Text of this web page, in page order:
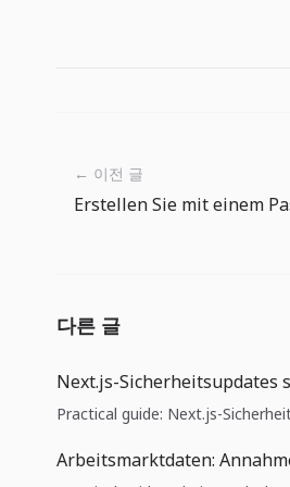
← 이전 글
다른 글
Next.js-Sicherheitsupdates
Practical guide: Next.js-
Arbeitsmarktdaten: